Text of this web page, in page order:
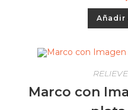
Añadir
Marco con